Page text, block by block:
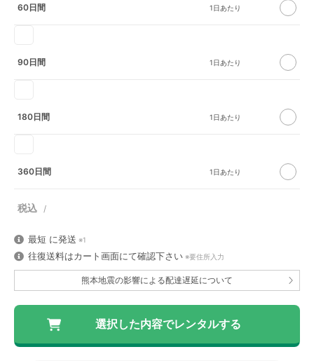
60日間
90日間
180日間
360日間
最短 に発送 ※1
往復送料はカート画面にて確認下さい ※要住所入力
熊本地震の影響による配達遅延について